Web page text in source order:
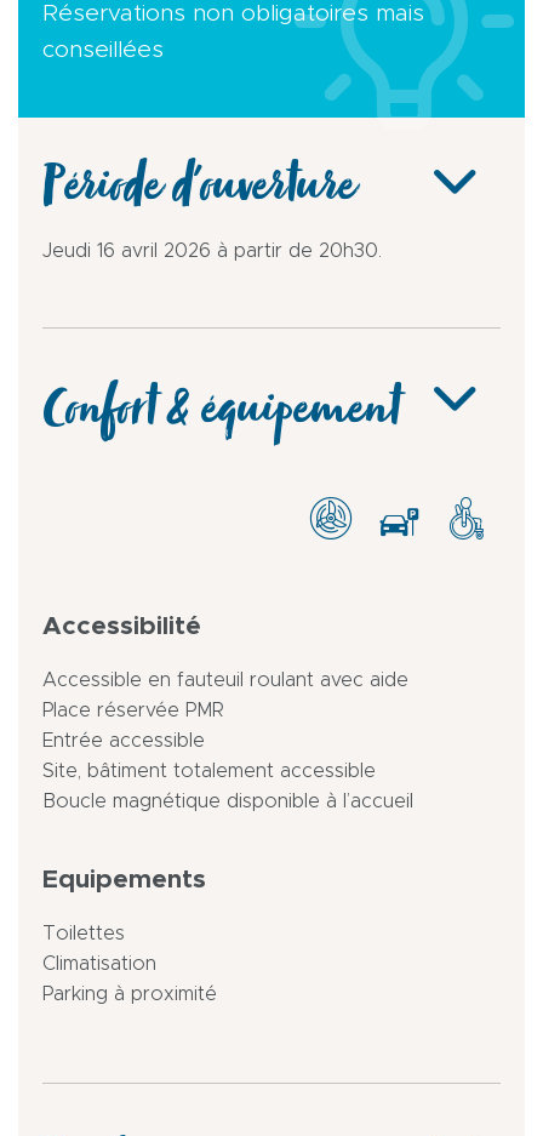
Réservations non obligatoires mais
conseillées
Période d'ouverture
Jeudi 16 avril 2026 à partir de 20h30.
Confort & équipement
Accessibilité
Accessible en fauteuil roulant avec aide
Place réservée PMR
Entrée accessible
Site, bâtiment totalement accessible
Boucle magnétique disponible à l’accueil
Equipements
Toilettes
Climatisation
Parking à proximité